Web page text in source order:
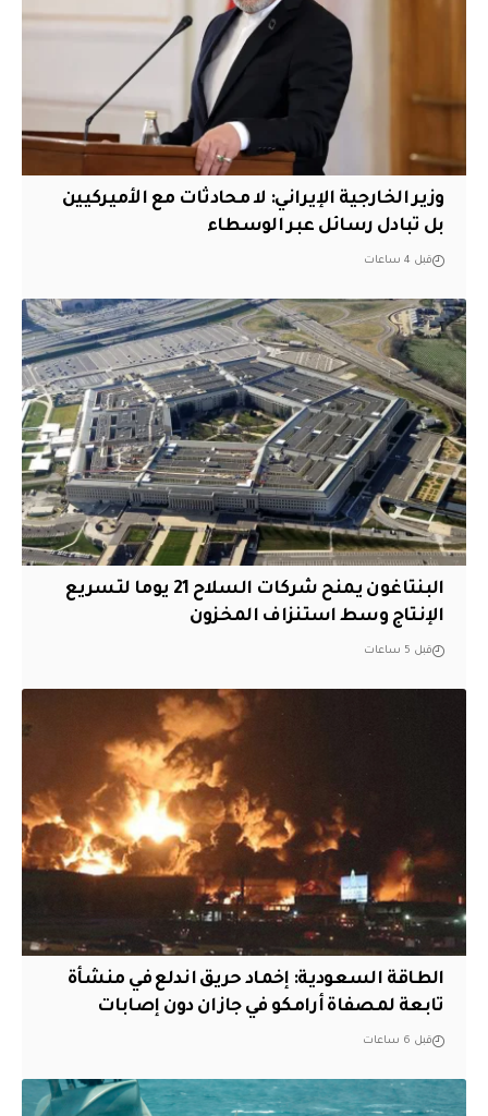
‏وزير الخارجية الإيراني: لا محادثات مع الأميركيين
بل تبادل رسائل عبر الوسطاء
قبل 4 ساعات
البنتاغون يمنح شركات السلاح 21 يوما لتسريع
الإنتاج وسط استنزاف المخزون
قبل 5 ساعات
‏الطاقة السعودية: إخماد حريق اندلع في منشأة
تابعة لمصفاة أرامكو في جازان دون إصابات
قبل 6 ساعات